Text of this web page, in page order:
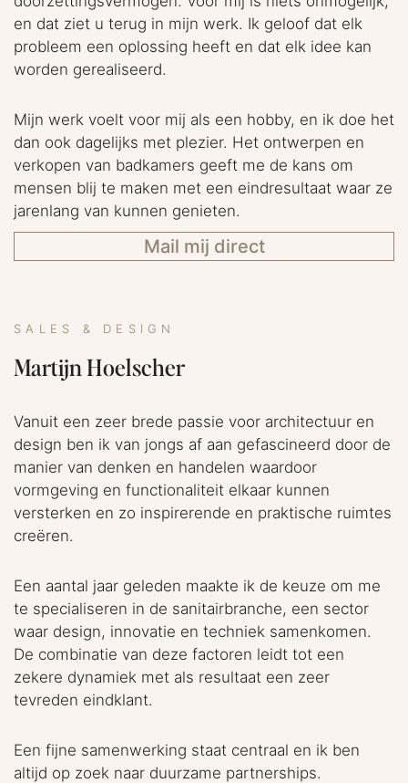
en dat ziet u terug in mijn werk. Ik geloof dat elk
probleem een oplossing heeft en dat elk idee kan
worden gerealiseerd.
Mijn werk voelt voor mij als een hobby, en ik doe het
dan ook dagelijks met plezier. Het ontwerpen en
verkopen van badkamers geeft me de kans om
mensen blij te maken met een eindresultaat waar ze
jarenlang van kunnen genieten.
Mail mij direct
SALES & DESIGN
Martijn Hoelscher
Vanuit een zeer brede passie voor architectuur en
design ben ik van jongs af aan gefascineerd door de
manier van denken en handelen waardoor
vormgeving en functionaliteit elkaar kunnen
versterken en zo inspirerende en praktische ruimtes
creëren.
Een aantal jaar geleden maakte ik de keuze om me
te specialiseren in de sanitairbranche, een sector
waar design, innovatie en techniek samenkomen.
De combinatie van deze factoren leidt tot een
zekere dynamiek met als resultaat een zeer
tevreden eindklant.
Een fijne samenwerking staat centraal en ik ben
altijd op zoek naar duurzame partnerships.